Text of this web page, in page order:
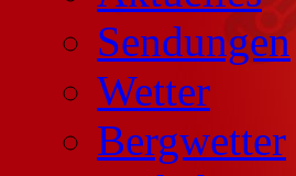
Sendungen
Wetter
Bergwetter